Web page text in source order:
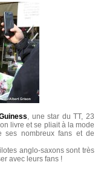
, une star du TT, 23
livre et se pliait à la mode
ses nombreux fans et de
anglo-saxons sont très
avec leurs fans !